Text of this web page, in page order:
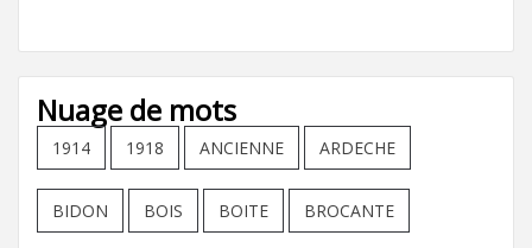
Nuage de mots
1914 1918 ANCIENNE ARDECHE
BIDON BOIS BOITE BROCANTE